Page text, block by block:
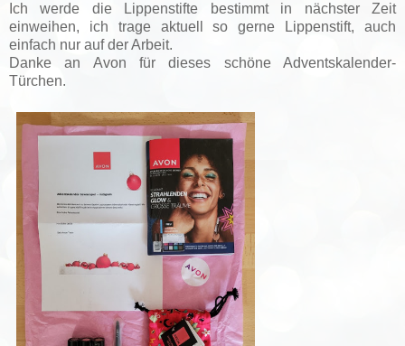
Ich werde die Lippenstifte bestimmt in nächster Zeit
einweihen, ich trage aktuell so gerne Lippenstift, auch
einfach nur auf der Arbeit.
Danke an Avon für dieses schöne Adventskalender-
Türchen.